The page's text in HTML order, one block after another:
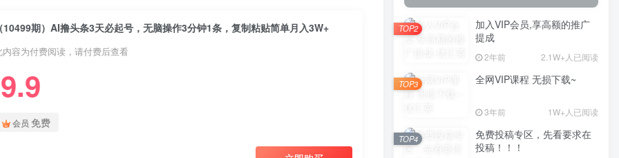
10499期）AI撸头条3天必起号，无脑操作3分钟1条，复制粘贴简单月入3W+
内容为付费阅读，请付费后查看
9.9
会员 免费
加入VIP会员,享高额的推广
提成
2年前 2.1W+人已阅读
TOP2
全网VIP课程 无损下载~
3年前 1W+人已阅读
TOP3
免费投稿专区，先看要求在
投稿！！！
TOP4